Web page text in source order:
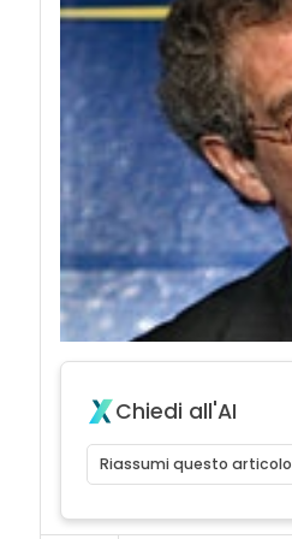
Chiedi all'AI
Riassumi questo articolo